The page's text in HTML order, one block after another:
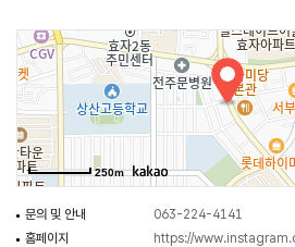
등 다양한 메뉴들이 있다.
※반려동물 동반 불가
250m
문의 및 안내
063-224-4141
홈페이지
https://